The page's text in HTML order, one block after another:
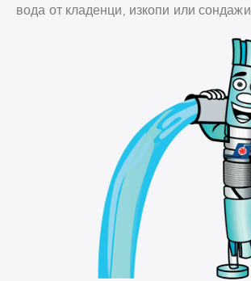
вода от кладенци, изкопи или сондажи.